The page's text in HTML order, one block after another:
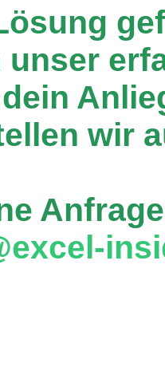
unser
wir